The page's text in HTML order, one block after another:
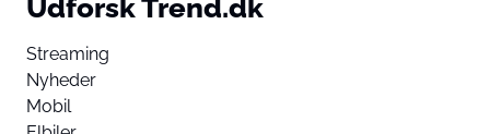
Udforsk Trend.dk
Streaming
Nyheder
Mobil